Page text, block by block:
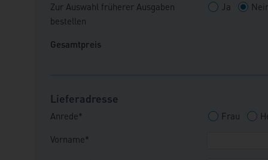
Zur Auswahl früherer Ausgaben
bestellen
Ja
Gesamtpreis
Lieferadresse
Anrede* Frau
Vorname*